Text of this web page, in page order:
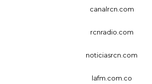
canalrcn.com
rcnradio.com
noticiasrcn.com
lafm.com.co